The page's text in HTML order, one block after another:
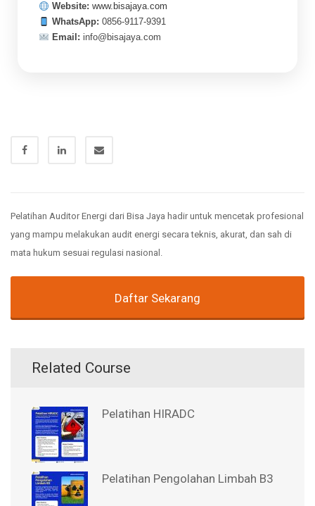
Website: www.bisajaya.com
WhatsApp: 0856-9117-9391
Email: info@bisajaya.com
Pelatihan Auditor Energi dari Bisa Jaya hadir untuk mencetak profesional
yang mampu melakukan audit energi secara teknis, akurat, dan sah di
mata hukum sesuai regulasi nasional.
Daftar Sekarang
Related Course
Pelatihan HIRADC
Pelatihan Pengolahan Limbah B3